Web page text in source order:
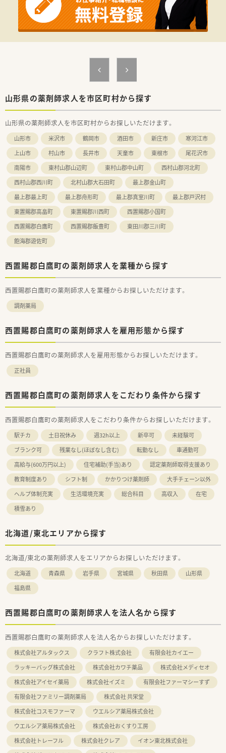
【法人特徴について】
■東北と関東を中心に約30店舗を展開し、地域医療を支える調
剤薬局チェーンとして成長中です。
■クリニック門前や在宅専門薬局など多様な形態で、居宅から施
■調剤の機械化やシステム導入を積極的に進め、対人業務に特化
できる環境を整備しています。
■正社員としての採用で、年収は450万円から500万円の間で経
験等を考慮し決定します。
ているため予定が立てやすいです。
■昇給は年1回、賞与は年2回しっかりと支給され、安定した収入
を得ながら働くことができます。
山形県の薬剤師求人を市区町村から探す
山形県の薬剤師求人を市区町村からお探しいただけます。
山形市 米沢市 鶴岡市 酒田市 新庄市
寒河江市
上山市
村山市 長井市 天童市 東根市
尾花沢市
南陽市
東村山郡山辺町 東村山郡中山町
西村山郡河北町
西村山郡西川町
北村山郡大石田町
最上郡金山町
最上郡最上町
最上郡舟形町 最上郡真室川町
最上郡戸沢村
東置賜郡高畠町
東置賜郡川西町
西置賜郡小国町
西置賜郡白鷹町
西置賜郡飯豊町
東田川郡三川町
飽海郡遊佐町
西置賜郡白鷹町の薬剤師求人を業種から探す
西置賜郡白鷹町の薬剤師求人を業種からお探しいただけます。
調剤薬局
西置賜郡白鷹町の薬剤師求人を雇用形態から探す
西置賜郡白鷹町の薬剤師求人を雇用形態からお探しいただけます。
正社員
西置賜郡白鷹町の薬剤師求人をこだわり条件から探す
西置賜郡白鷹町の薬剤師求人をこだわり条件からお探しいただけます。
駅チカ 土日祝休み 週32h以上 新卒可
未経験可
ブランク可
残業なし(ほぼなし含む) 転勤なし
車通勤可
高給与(600万円以上)
住宅補助(手当)あり
認定薬剤師取得支援あり
教育制度あり
シフト制 かかりつけ薬剤師
大手チェーン以外
ヘルプ体制充実
生活環境充実 総合科目 高収入
在宅
積雪あり
北海道/東北エリアから探す
北海道/東北の薬剤師求人をエリアからお探しいただけます。
北海道 青森県 岩手県 宮城県 秋田県
山形県
福島県
西置賜郡白鷹町の薬剤師求人を法人名から探す
西置賜郡白鷹町の薬剤師求人を法人名からお探しいただけます。
株式会社アルタックス クラフト株式会社
有限会社カイエー
ラッキーバッグ株式会社
株式会社カワチ薬品
株式会社メディセオ
株式会社アイセイ薬局
株式会社イズミ
有限会社ファーマシーすず
有限会社ファミリー調剤薬局
株式会社 共栄堂
株式会社コスモファーマ
ウエルシア薬局株式会社
ウエルシア薬局株式会社
株式会社おくすり工房
株式会社トレーフル
株式会社クレア
イオン東北株式会社